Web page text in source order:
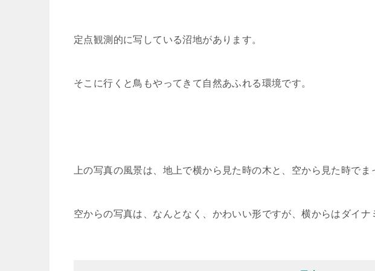
定点観測的に写している沼地があります。
そこに行くと鳥もやってきて自然あふれる環境です。
上の写真の風景は、地上で横から見た時の木と、空から見た時でま
空からの写真は、なんとなく、かわいい形ですが、横からはダイナ